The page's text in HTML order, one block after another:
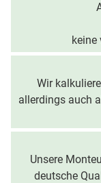
keine
Wir
allerdings auch
Unsere
deutsche